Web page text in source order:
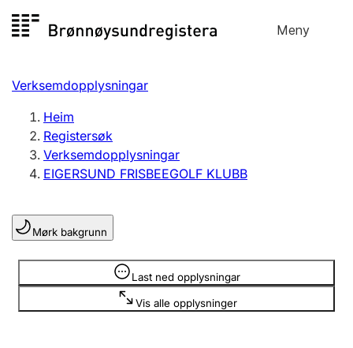
til
Meny
Registersøk
Aksjeselskap
Enkeltpersonføretak
Registrere, endre, slette
Lag og foreining
Registrere, endre, slette
Verksemdopplysningar
Heim
Registersøk
Verksemdopplysningar
EIGERSUND FRISBEEGOLF KLUBB
Mørk bakgrunn
Last ned opplysningar
Vis alle opplysninger
Opplysninger er skjult